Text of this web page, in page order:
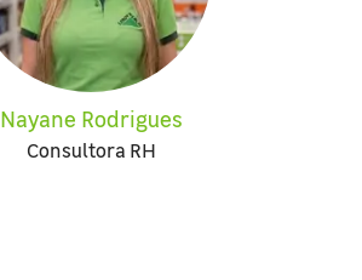
Nayane Rodrigues
Consultora RH